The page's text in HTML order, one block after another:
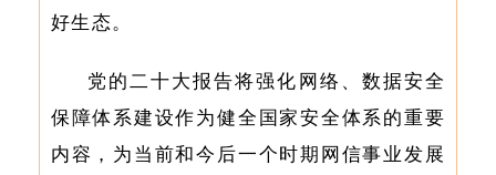
好生态。
党的二十大报告将强化网络、数据安全
保障体系建设作为健全国家安全体系的重要
内容，为当前和今后一个时期网信事业发展